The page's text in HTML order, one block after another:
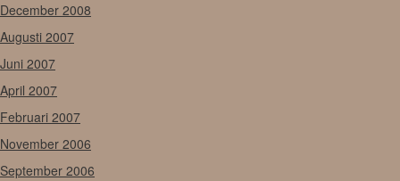
December 2008
Augusti 2007
Juni 2007
April 2007
Februari 2007
November 2006
September 2006